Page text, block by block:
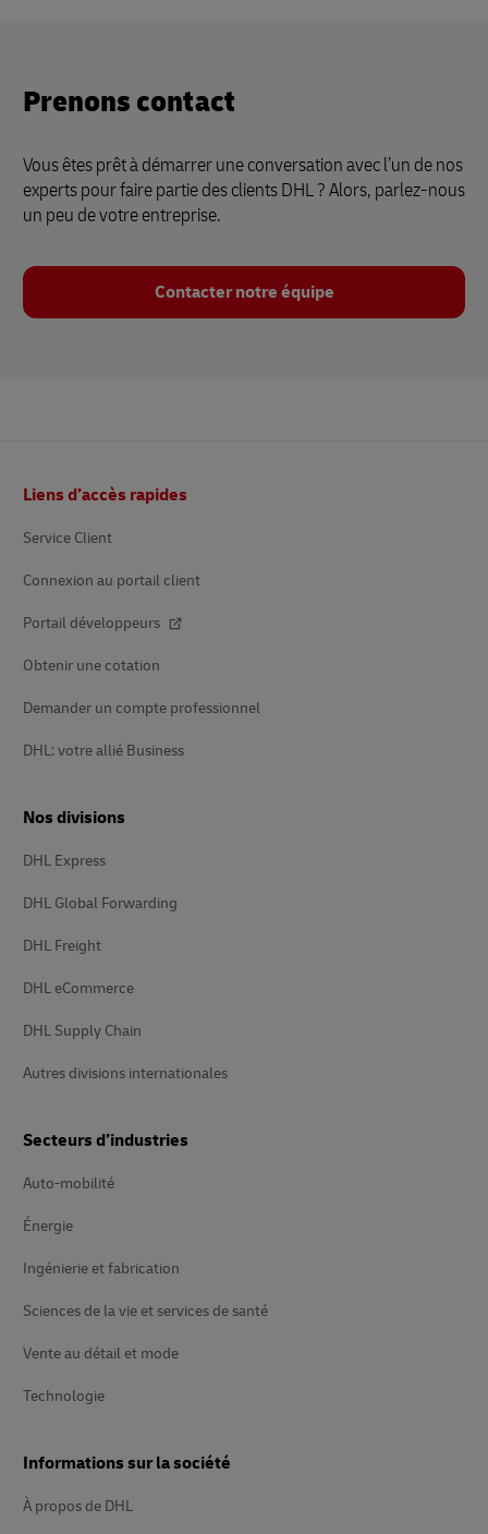
Prenons contact
Vous êtes prêt à démarrer une conversation avec l’un de nos
experts pour faire partie des clients DHL ? Alors, parlez-nous
un peu de votre entreprise.
Contacter notre équipe
de
Liens d’accès rapides
Service Client
Connexion au portail client
Portail développeurs
Obtenir une cotation
Demander un compte professionnel
DHL: votre allié Business
Nos divisions
DHL Express
DHL Global Forwarding
DHL Freight
DHL eCommerce
DHL Supply Chain
Autres divisions internationales
Secteurs d’industries
Auto-mobilité
Énergie
Ingénierie et fabrication
Sciences de la vie et services de santé
Vente au détail et mode
Technologie
Informations sur la société
À propos de DHL